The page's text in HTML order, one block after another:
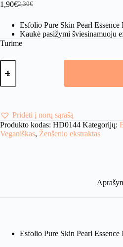
2,30€
Original
was:
2,30€.
1,90€Current
is:
1,90€.
Esfolio Pure Skin Pearl
Kaukė pasižymi šviesinamuoju
Turime
produkto
kiekis:
Pure
Essence
Mask
Sheet
Pridėti į norų sąrašą
Produkto kodas: HD0144 Kategorijų:
Veganiškas, Ženšenio ekstraktas
Esfolio Pure Skin Pearl